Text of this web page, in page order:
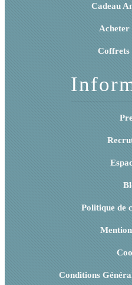
Cadeau
Acheter
Coffrets
Politique de
Conditions